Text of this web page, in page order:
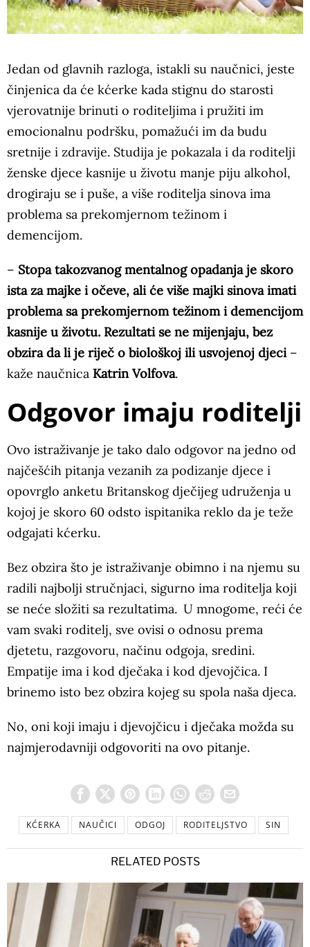
Jedan od glavnih razloga, istakli su naučnici, jeste
činjenica da će kćerke kada stignu do starosti
vjerovatnije brinuti o roditeljima i pružiti im
emocionalnu podršku, pomažući im da budu
sretnije i zdravije. Studija je pokazala i da roditelji
ženske djece kasnije u životu manje piju alkohol,
drogiraju se i puše, a više roditelja sinova ima
problema sa prekomjernom težinom i
demencijom.
– Stopa takozvanog mentalnog opadanja je skoro
ista za majke i očeve, ali će više majki sinova imati
problema sa prekomjernom težinom i demencijom
kasnije u životu. Rezultati se ne mijenjaju, bez
obzira da li je riječ o biološkoj ili usvojenoj djeci –
kaže naučnica Katrin Volfova.
Odgovor imaju roditelji
Ovo istraživanje je tako dalo odgovor na jedno od
najčešćih pitanja vezanih za podizanje djece i
opovrglo anketu Britanskog dječijeg udruženja u
kojoj je skoro 60 odsto ispitanika reklo da je teže
odgajati kćerku.
Bez obzira što je istraživanje obimno i na njemu su
radili najbolji stručnjaci, sigurno ima roditelja koji
se neće složiti sa rezultatima. U mnogome, reći će
vam svaki roditelj, sve ovisi o odnosu prema
djetetu, razgovoru, načinu odgoja, sredini.
Empatije ima i kod dječaka i kod djevojčica. I
brinemo isto bez obzira kojeg su spola naša djeca.
No, oni koji imaju i djevojčicu i dječaka možda su
najmjerodavniji odgovoriti na ovo pitanje.
KĆERKA NAUČICI ODGOJ RODITELJSTVO SIN
RELATED POSTS